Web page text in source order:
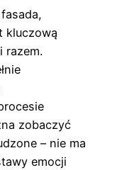
kluczową
razem.
zobaczyć
– nie ma
emocji